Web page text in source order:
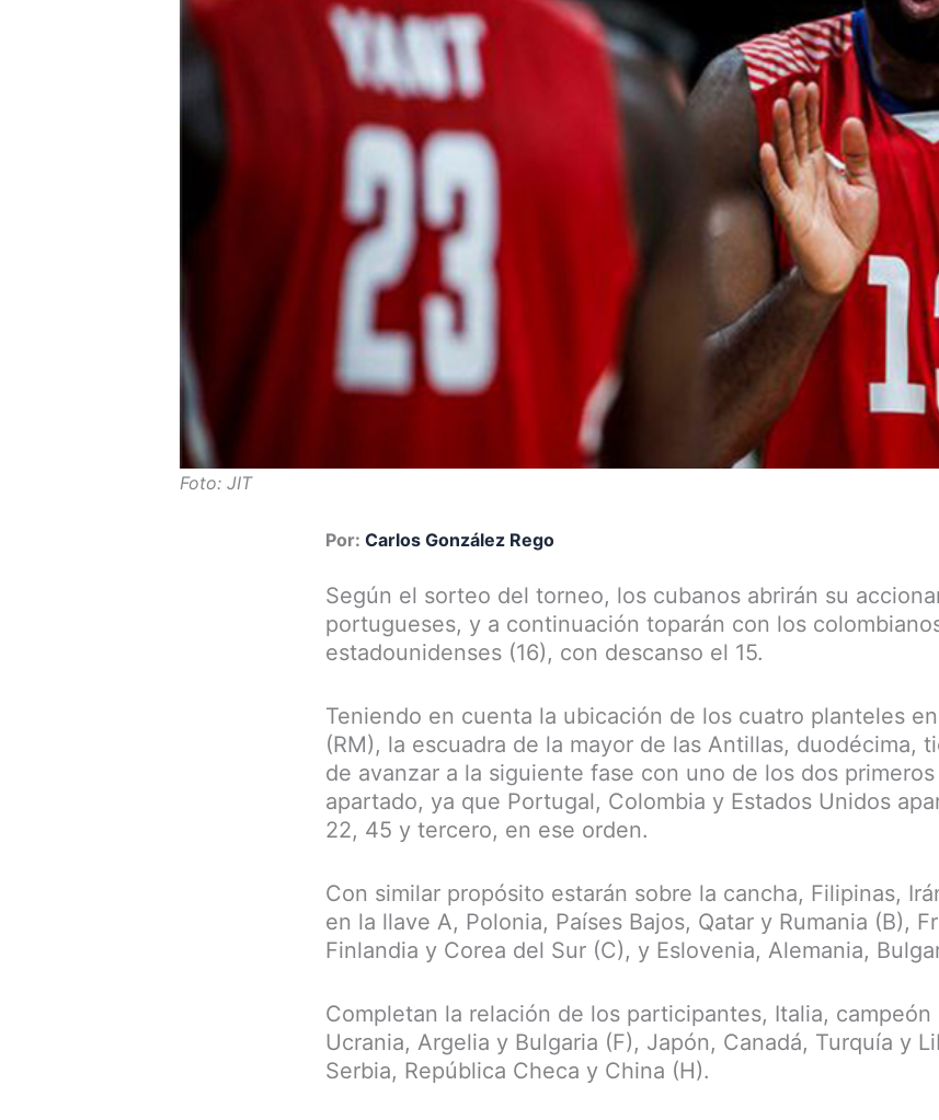
Foto: JIT
Por: Carlos González Rego
Según el sorteo del torneo, los cubanos abrirán su
portugueses, y a continuación toparán con los
estadounidenses (16), con descanso el 15.
Teniendo en cuenta la ubicación de los cuatro planteles
(RM), la escuadra de la mayor de las Antillas, duodécima,
de avanzar a la siguiente fase con uno de los dos
apartado, ya que Portugal, Colombia y Estados Unidos
22, 45 y tercero, en ese orden.
Con similar propósito estarán sobre la cancha, Filipinas,
en la llave A, Polonia, Países Bajos, Qatar y Rumania (B),
Finlandia y Corea del Sur (C), y Eslovenia, Alemania,
Completan la relación de los participantes, Italia,
Ucrania, Argelia y Bulgaria (F), Japón, Canadá, Turquía y
Serbia, República Checa y China (H).